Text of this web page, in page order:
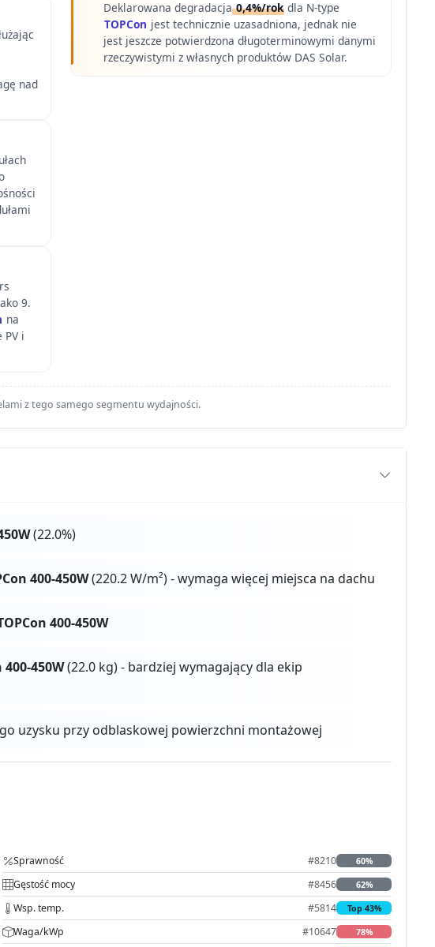
nad
9.
na
i
Deklarowana degradacja0,4%/rok dla N-type
TOPCon jest technicznie uzasadniona, jednak nie
jest jeszcze potwierdzona długoterminowymi danymi
rzeczywistymi z własnych produktów DAS Solar.
z tego samego segmentu wydajności.
(22.0%)
400-450W(220.2 W/m²) - wymaga więcej miejsca na dachu
400-450W
400-450W(22.0 kg) - bardziej wymagający dla ekip
uzysku przy odblaskowej powierzchni montażowej
Sprawność #8210 60%
Gęstość mocy #8456 62%
Wsp. temp. #5814 Top 43%
Waga/kWp #10647 78%